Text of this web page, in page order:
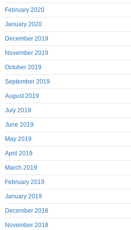
February 2020
January 2020
December 2019
November 2019
October 2019
September 2019
August 2019
July 2019
June 2019
May 2019
April 2019
March 2019
February 2019
January 2019
December 2018
November 2018